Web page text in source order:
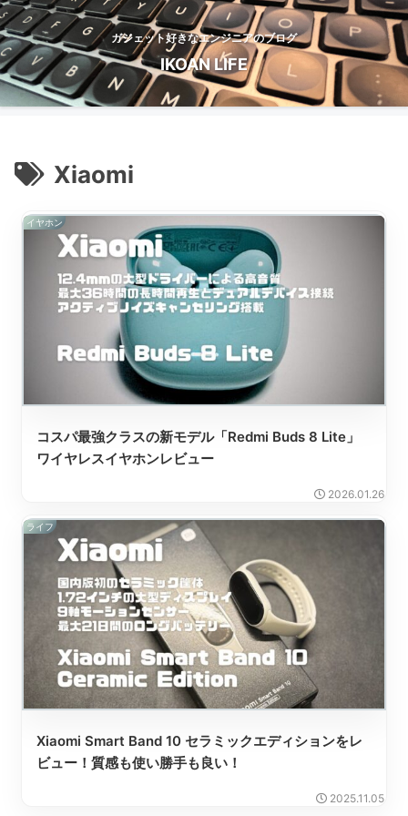
ガジェット好きなエンジニアのブログ
IKOAN LIFE
Xiaomi
イヤホン
コスパ最強クラスの新モデル「Redmi Buds 8 Lite」
ワイヤレスイヤホンレビュー
2026.01.26
ライフ
Xiaomi Smart Band 10 セラミックエディションをレ
ビュー！質感も使い勝手も良い！
2025.11.05